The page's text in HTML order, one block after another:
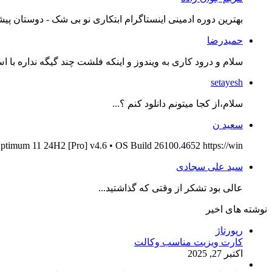
بهترین دوره ادمینی اینستاگرام ابتکاری نو بی شک - دوستان
حمیدرضا
سلام و درود کاری به ویندوز و اینکه فلشت چند گیگه نداره با
setayesh
سلام،از کجا میتونم دانلود کنم ؟...
سعید ن
11 24H2 [Pro] v4.6 • OS Build 26100.4652 https://win...
سید علی سجادی
عالی بود تشکر از وقتی که گذاشتید...
نوشته های اخیر
رپورتاژ
کارت ویزیت مناسب وکالت
اکتبر 27, 2025